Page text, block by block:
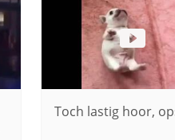
Toch lastig hoor,